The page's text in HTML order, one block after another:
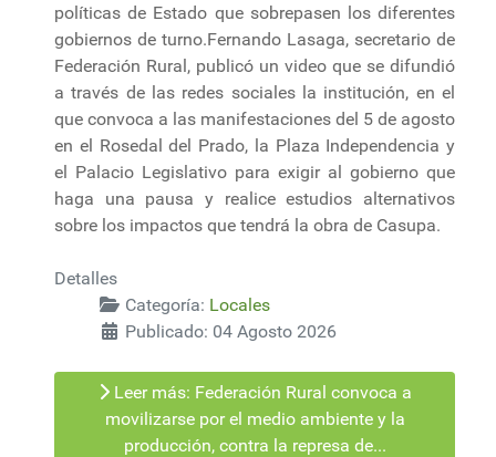
políticas de Estado que sobrepasen los diferentes
gobiernos de turno.Fernando Lasaga, secretario de
Federación Rural, publicó un video que se difundió
a través de las redes sociales la institución, en el
que convoca a las manifestaciones del 5 de agosto
en el Rosedal del Prado, la Plaza Independencia y
el Palacio Legislativo para exigir al gobierno que
haga una pausa y realice estudios alternativos
sobre los impactos que tendrá la obra de Casupa.
Detalles
Categoría: Locales
Publicado: 04 Agosto 2026
Leer más: Federación Rural convoca a
movilizarse por el medio ambiente y la
producción, contra la represa de...